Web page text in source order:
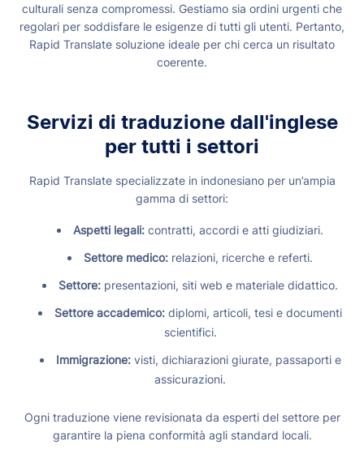
culturali senza compromessi. Gestiamo sia ordini urgenti che
regolari per soddisfare le esigenze di tutti gli utenti. Pertanto,
Rapid Translate soluzione ideale per chi cerca un risultato
coerente.
Servizi di traduzione dall'inglese
per tutti i settori
Rapid Translate specializzate in indonesiano per un’ampia
gamma di settori:
Aspetti legali: contratti, accordi e atti giudiziari.
Settore medico: relazioni, ricerche e referti.
Settore: presentazioni, siti web e materiale didattico.
Settore accademico: diplomi, articoli, tesi e documenti
scientifici.
Immigrazione:visti, dichiarazioni giurate, passaporti e
assicurazioni.
Ogni traduzione viene revisionata da esperti del settore per
garantire la piena conformità agli standard locali.